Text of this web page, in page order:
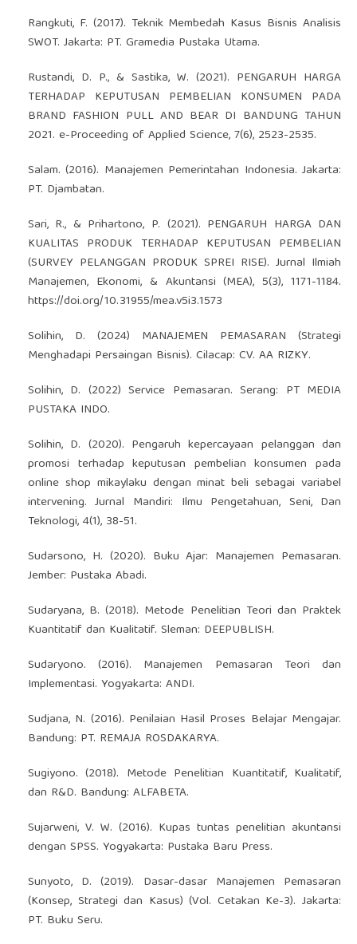
Rangkuti, F. (2017). Teknik Membedah Kasus Bisnis Analisis
SWOT. Jakarta: PT. Gramedia Pustaka Utama.
Rustandi, D. P., & Sastika, W. (2021). PENGARUH HARGA
TERHADAP KEPUTUSAN PEMBELIAN KONSUMEN PADA
BRAND FASHION PULL AND BEAR DI BANDUNG TAHUN
2021. e-Proceeding of Applied Science, 7(6), 2523-2535.
Salam. (2016). Manajemen Pemerintahan Indonesia. Jakarta:
PT. Djambatan.
Sari, R., & Prihartono, P. (2021). PENGARUH HARGA DAN
KUALITAS PRODUK TERHADAP KEPUTUSAN PEMBELIAN
(SURVEY PELANGGAN PRODUK SPREI RISE). Jurnal Ilmiah
Manajemen, Ekonomi, & Akuntansi (MEA), 5(3), 1171-1184.
https://doi.org/10.31955/mea.v5i3.1573
Solihin, D. (2024) MANAJEMEN PEMASARAN (Strategi
Menghadapi Persaingan Bisnis). Cilacap: CV. AA RIZKY.
Solihin, D. (2022) Service Pemasaran. Serang: PT MEDIA
PUSTAKA INDO.
Solihin, D. (2020). Pengaruh kepercayaan pelanggan dan
promosi terhadap keputusan pembelian konsumen pada
online shop mikaylaku dengan minat beli sebagai variabel
intervening. Jurnal Mandiri: Ilmu Pengetahuan, Seni, Dan
Teknologi, 4(1), 38-51.
Sudarsono, H. (2020). Buku Ajar: Manajemen Pemasaran.
Jember: Pustaka Abadi.
Sudaryana, B. (2018). Metode Penelitian Teori dan Praktek
Kuantitatif dan Kualitatif. Sleman: DEEPUBLISH.
Sudaryono. (2016). Manajemen Pemasaran Teori dan
Implementasi. Yogyakarta: ANDI.
Sudjana, N. (2016). Penilaian Hasil Proses Belajar Mengajar.
Bandung: PT. REMAJA ROSDAKARYA.
Sugiyono. (2018). Metode Penelitian Kuantitatif, Kualitatif,
dan R&D. Bandung: ALFABETA.
Sujarweni, V. W. (2016). Kupas tuntas penelitian akuntansi
dengan SPSS. Yogyakarta: Pustaka Baru Press.
Sunyoto, D. (2019). Dasar-dasar Manajemen Pemasaran
(Konsep, Strategi dan Kasus) (Vol. Cetakan Ke-3). Jakarta:
PT. Buku Seru.